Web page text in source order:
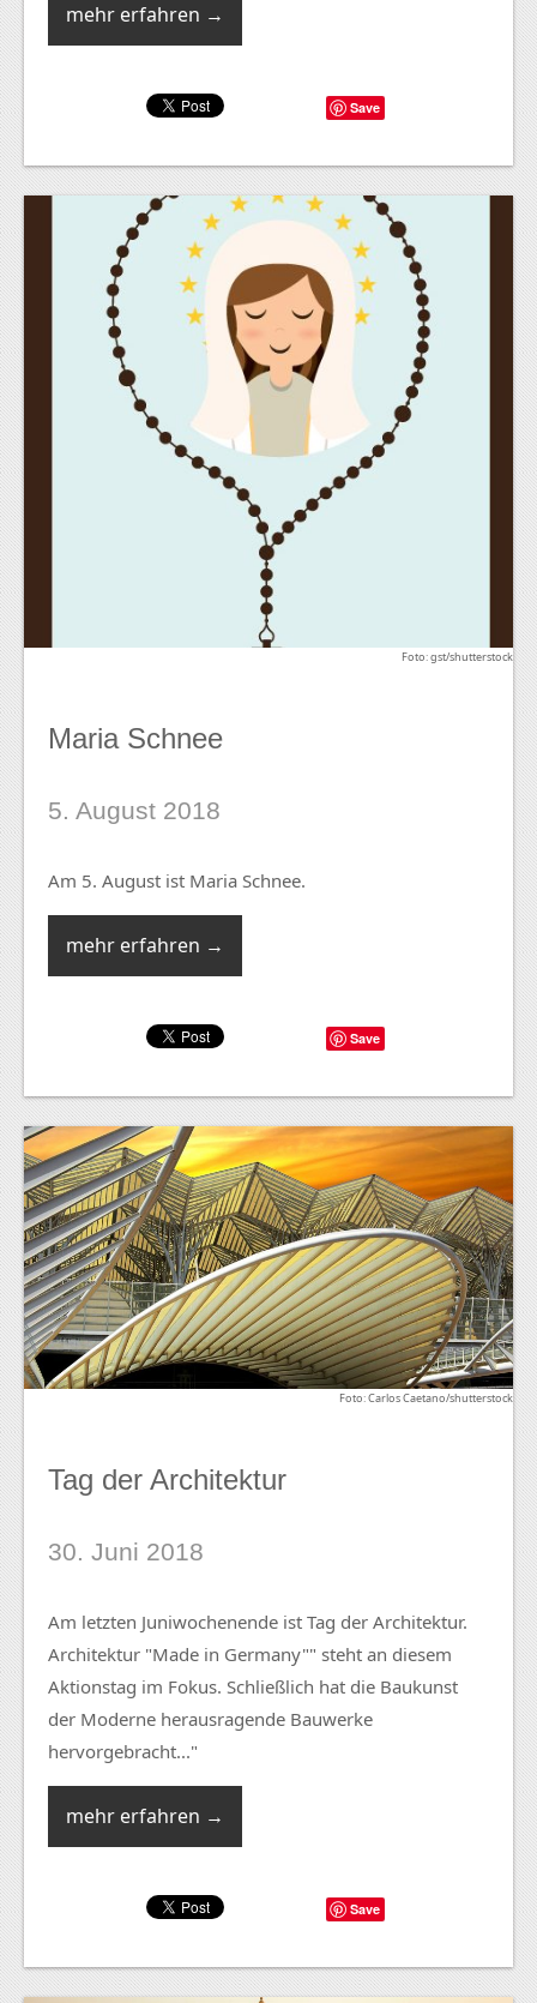
mehr erfahren →
Save
Foto: gst/shutterstock
Maria Schnee
5. August 2018
Am 5. August ist Maria Schnee.
mehr erfahren →
Save
Foto: Carlos Caetano/shutterstock
Tag der Architektur
30. Juni 2018
Am letzten Juniwochenende ist Tag der Architektur.
Architektur "Made in Germany"" steht an diesem
Aktionstag im Fokus. Schließlich hat die Baukunst
der Moderne herausragende Bauwerke
hervorgebracht..."
mehr erfahren →
Save